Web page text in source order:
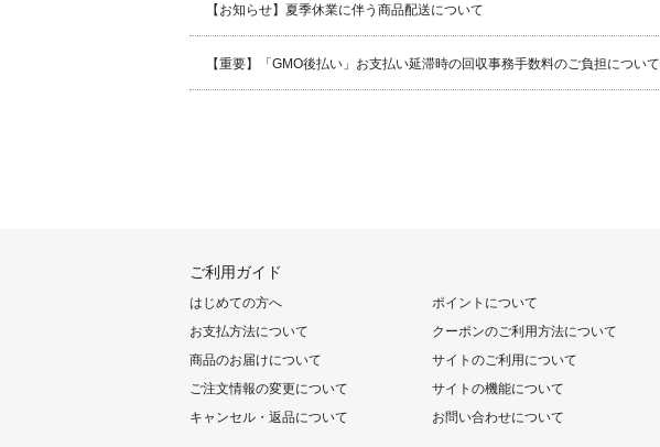
【お知らせ】夏季休業に伴う商品配送について
【重要】「GMO後払い」お支払い延滞時の回収事務手数料のご負担について
ご利用ガイド
はじめての方へ
お支払方法について
商品のお届けについて
ご注文情報の変更について
キャンセル・返品について
ポイントについて
クーポンのご利用方法について
サイトのご利用について
サイトの機能について
お問い合わせについて